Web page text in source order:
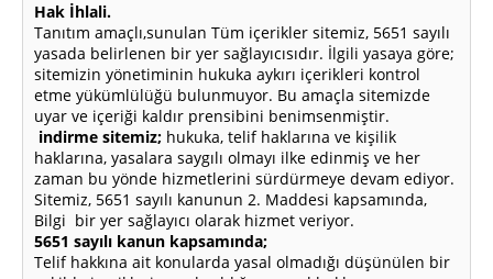
Hak İhlali.
Tanıtım amaçlı,sunulan Tüm içerikler sitemiz, 5651 sayılı
yasada belirlenen bir yer sağlayıcısıdır. İlgili yasaya göre;
sitemizin yönetiminin hukuka aykırı içerikleri kontrol
etme yükümlülüğü bulunmuyor. Bu amaçla sitemizde
uyar ve içeriği kaldır prensibini benimsenmiştir.
indirme sitemiz; hukuka, telif haklarına ve kişilik
haklarına, yasalara saygılı olmayı ilke edinmiş ve her
zaman bu yönde hizmetlerini sürdürmeye devam ediyor.
Sitemiz, 5651 sayılı kanunun 2. Maddesi kapsamında,
Bilgi bir yer sağlayıcı olarak hizmet veriyor.
5651 sayılı kanun kapsamında;
Telif hakkına ait konularda yasal olmadığı düşünülen bir